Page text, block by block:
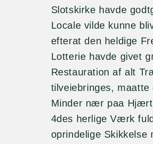
Slotskirke havde
Locale vilde kunne
efterat den heldige
Lotterie havde givet
Restauration af alt
tilveiebringes,
Minder nær paa
4des herlige Værk
oprindelige